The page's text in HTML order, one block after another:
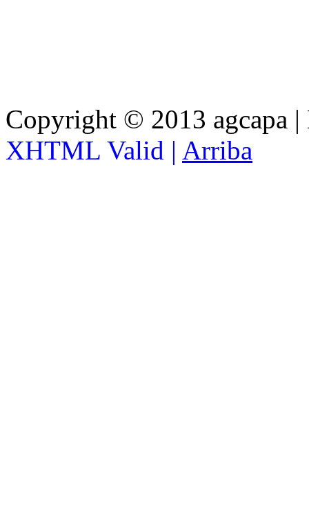
Copyright © 2013 agcapa
XHTML Valid | Arriba